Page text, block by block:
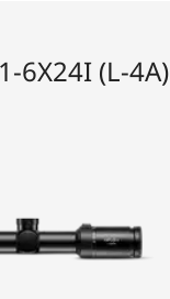
6X24I (L-4A)